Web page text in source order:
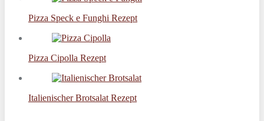
Pizza Speck e Funghi Rezept
Pizza Cipolla Rezept
Italienischer Brotsalat Rezept